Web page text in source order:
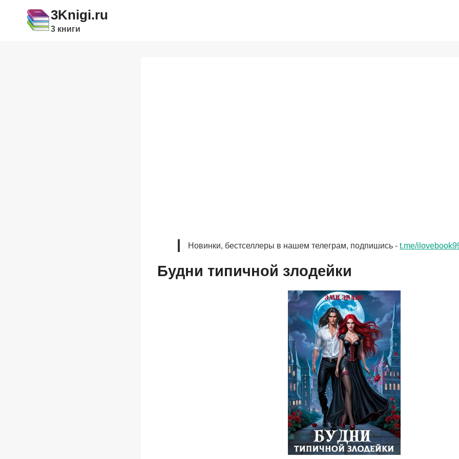
содержимому
3Knigi.ru
3 книги
Новинки, бестселлеры в нашем телеграм, подпишись - t.me/
Будни типичной злодейки